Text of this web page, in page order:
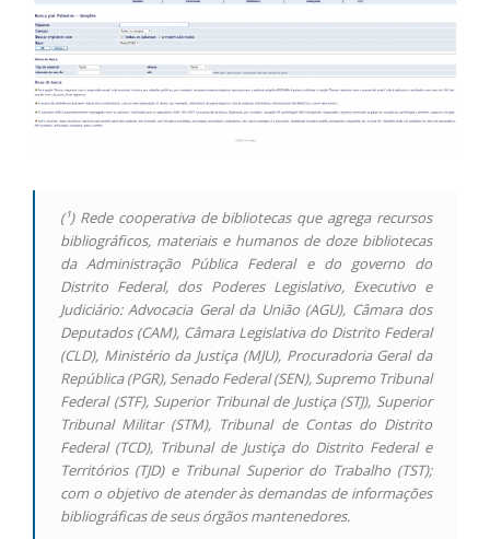
(¹) Rede cooperativa de bibliotecas que agrega recursos
bibliográficos, materiais e humanos de doze bibliotecas
da Administração Pública Federal e do governo do
Distrito Federal, dos Poderes Legislativo, Executivo e
Judiciário: Advocacia Geral da União (AGU), Câmara dos
Deputados (CAM), Câmara Legislativa do Distrito Federal
(CLD), Ministério da Justiça (MJU), Procuradoria Geral da
República (PGR), Senado Federal (SEN), Supremo Tribunal
Federal (STF), Superior Tribunal de Justiça (STJ), Superior
Tribunal Militar (STM), Tribunal de Contas do Distrito
Federal (TCD), Tribunal de Justiça do Distrito Federal e
Territórios (TJD) e Tribunal Superior do Trabalho (TST);
com o objetivo de atender às demandas de informações
bibliográficas de seus órgãos mantenedores.